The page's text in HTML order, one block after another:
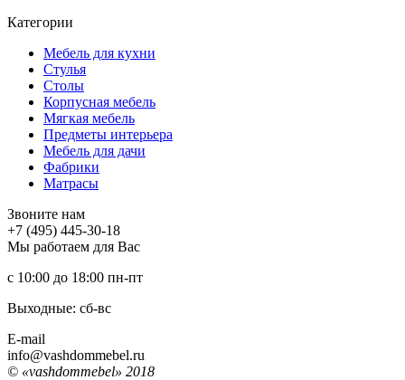
Категории
Мебель для кухни
Стулья
Столы
Корпусная мебель
Мягкая мебель
Предметы интерьера
Мебель для дачи
Фабрики
Матраcы
Звоните нам
+7 (495) 445-30-18
Мы работаем для Вас
с 10:00 до 18:00 пн-пт
Выходные: сб-вc
E-mail
info@vashdommebel.ru
© «vashdommebel» 2018